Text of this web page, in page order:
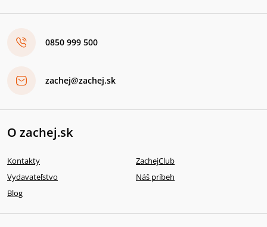
0850 999 500
zachej@zachej.sk
O zachej.sk
Kontakty
ZachejClub
Vydavateľstvo
Náš príbeh
Blog